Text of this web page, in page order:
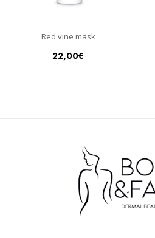
Red vine mask
22,00€